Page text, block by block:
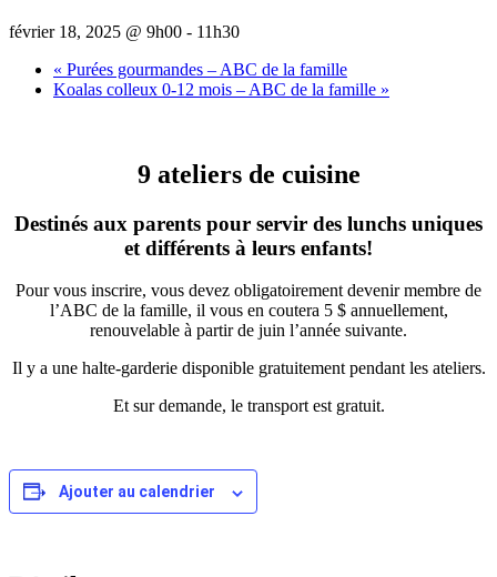
février 18, 2025 @ 9h00 - 11h30
« Purées gourmandes – ABC de la famille
Koalas colleux 0-12 mois – ABC de la famille »
9 ateliers de cuisine
Destinés aux parents pour servir des lunchs uniques
et différents à leurs enfants!
Pour vous inscrire, vous devez obligatoirement devenir membre de
l’ABC de la famille, il vous en coutera 5 $ annuellement,
renouvelable à partir de juin l’année suivante.
Il y a une halte-garderie disponible gratuitement pendant les ateliers.
Et sur demande, le transport est gratuit.
Ajouter au calendrier